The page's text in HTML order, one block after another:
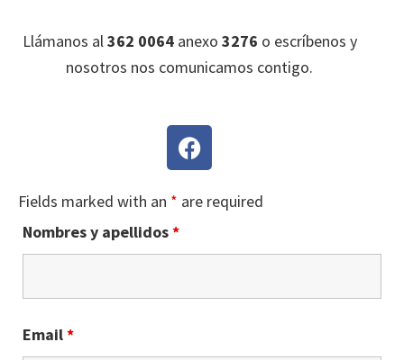
Llámanos al362 0064anexo 3276 o escríbenos y
nosotros nos comunicamos contigo.
Fields marked with an * are required
Nombres y apellidos*
Email*